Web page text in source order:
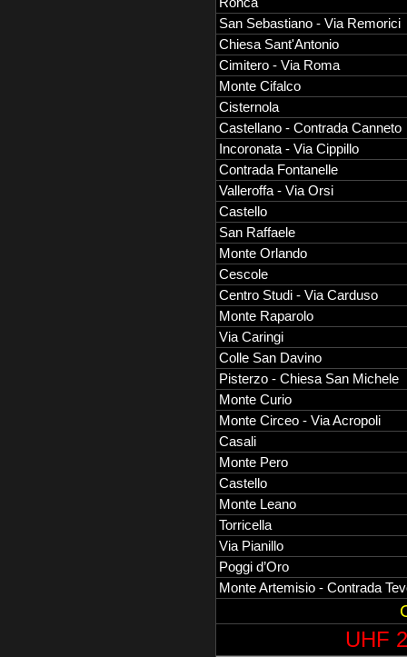
San Sebastiano - Via Remorici
Chiesa Sant'Antonio
Cimitero - Via Roma
Monte Cifalco
Cisternola
Castellano - Contrada Canneto
Incoronata - Via Cippillo
Contrada Fontanelle
Valleroffa - Via Orsi
Castello
San Raffaele
Monte Orlando
Cescole
Centro Studi - Via Carduso
Monte Raparolo
Via Caringi
Colle San Davino
Pisterzo - Chiesa San Michele
Monte Curio
Monte Circeo - Via Acropoli
Casali
Monte Pero
Castello
Monte Leano
Torricella
Via Pianillo
Poggi d’Oro
Monte Artemisio - Contrada
UHF